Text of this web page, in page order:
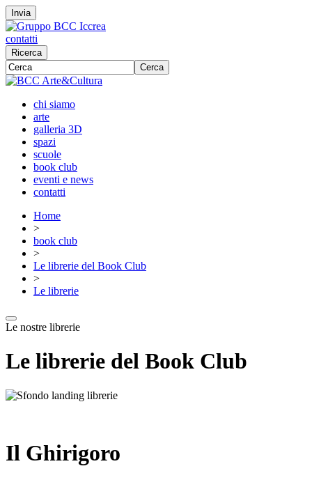
Invia
contatti
Ricerca
Cerca
chi siamo
arte
galleria 3D
spazi
scuole
book club
eventi e news
contatti
Home
>
book club
>
Le librerie del Book Club
>
Le librerie
Le nostre librerie
Le librerie del Book Club
Il Ghirigoro